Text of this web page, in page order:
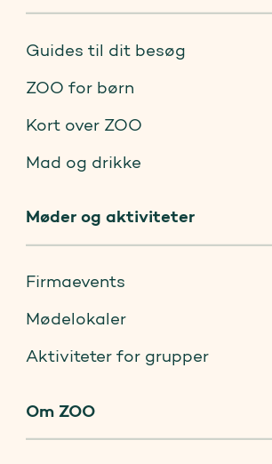
Guides til dit besøg
ZOO for børn
Kort over ZOO
Mad og drikke
Møder og aktiviteter
Firmaevents
Mødelokaler
Aktiviteter for grupper
Om ZOO